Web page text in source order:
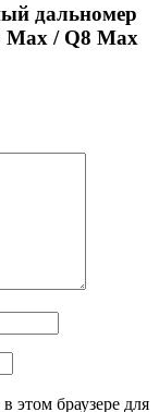
дальномер
Max / Q8 Max
этом браузере для